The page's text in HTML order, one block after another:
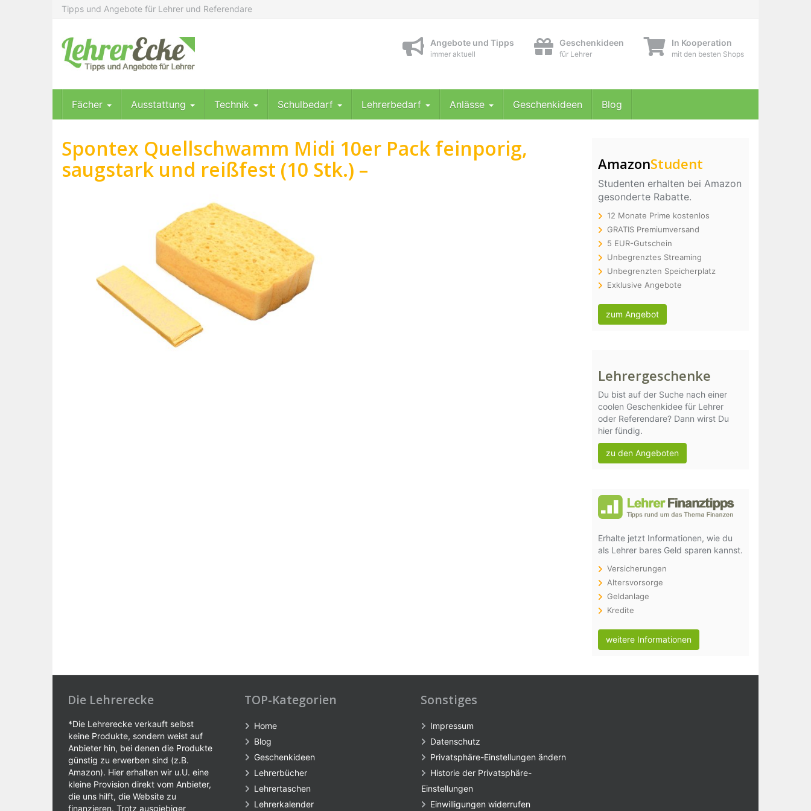
Tipps und Angebote für Lehrer und Referendare
Angebote und Tipps
immer aktuell
Geschenkideen
für Lehrer
In Kooperation
mit den besten Shops
Fächer Ausstattung Technik Schulbedarf Lehrerbedarf Anlässe Geschenkideen Blog
Spontex Quellschwamm Midi 10er Pack feinporig,
saugstark und reißfest (10 Stk.) –
AmazonStudent
Studenten erhalten bei Amazon
gesonderte Rabatte.
12 Monate Prime kostenlos
GRATIS Premiumversand
5 EUR-Gutschein
Unbegrenztes Streaming
Unbegrenzten Speicherplatz
Exklusive Angebote
zum Angebot
Lehrergeschenke
Du bist auf der Suche nach einer
coolen Geschenkidee für Lehrer
oder Referendare? Dann wirst Du
hier fündig.
zu den Angeboten
Erhalte jetzt Informationen, wie du
als Lehrer bares Geld sparen kannst.
Versicherungen
Altersvorsorge
Geldanlage
Kredite
weitere Informationen
Die Lehrerecke
*Die Lehrerecke verkauft selbst
keine Produkte, sondern weist auf
Anbieter hin, bei denen die Produkte
günstig zu erwerben sind (z.B.
Amazon). Hier erhalten wir u.U. eine
kleine Provision direkt vom Anbieter,
die uns hilft, die Website zu
finanzieren. Trotz ausgiebiger
TOP-Kategorien
Home
Blog
Geschenkideen
Lehrerbücher
Lehrertaschen
Lehrerkalender
Sonstiges
Impressum
Datenschutz
Privatsphäre-Einstellungen ändern
Historie der Privatsphäre-
Einstellungen
Einwilligungen widerrufen